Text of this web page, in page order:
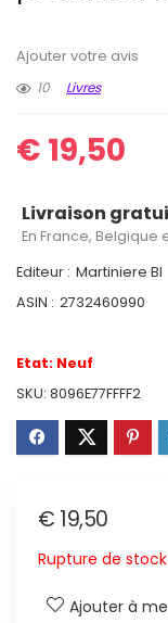
Ajouter votre avis
10
Livres
€ 19,50
Livraison
En France,
Editeur : Martiniere Bl
ASIN : 2732460990
Etat: Neuf
SKU: 8096E77FFFF2
€ 19,50
Rupture de stock
Ajouter à